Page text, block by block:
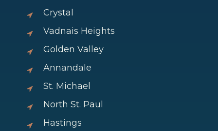
Crystal
Vadnais Heights
Golden Valley
Annandale
St. Michael
North St. Paul
Hastings